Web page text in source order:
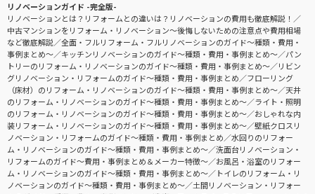
リノベーションガイド -完全版-
リノベーションとは？リフォームとの違いは？リノベーションの費用も徹底解説！
中古マンションをリフォーム・リノベーション〜後悔しないための注意点や費用相場
など徹底解説
全面・フルリフォーム・フルリノベーションのガイド〜種類・費用・
事例まとめ〜
キッチンリノベーションのガイド〜種類・費用・事例まとめ〜
パン
トリーのリフォーム・リノベーションのガイド〜種類・費用・事例まとめ〜
リビン
グリノベーション・リフォームのガイド〜種類・費用・事例まとめ
フローリング
（床材）のリフォーム・リノベーションのガイド〜種類・費用・事例まとめ〜
天井
のリフォーム・リノベーションのガイド〜種類・費用・事例まとめ〜
ライト・照明
のリフォーム・リノベーションのガイド〜種類・費用・事例まとめ〜
おしゃれな内
装リフォーム・リノベーションのガイド〜種類・費用・事例まとめ〜
壁紙クロスリ
ノベーション・リフォームのガイド〜種類・費用・事例まとめ
水回りのリフォー
ム・リノベーションのガイド〜種類・費用・事例まとめ〜
洗面台リノベーション・
リフォームのガイド〜費用・事例まとめ＆メーカー特徴〜
お風呂・浴室のリフォー
ム・リノベーションのガイド〜種類・費用・事例まとめ〜
トイレのリフォーム・リ
ノベーションのガイド〜種類・費用・事例まとめ〜
土間リノベーション・リフォー